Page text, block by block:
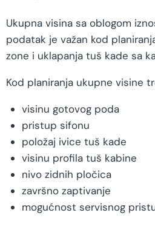
Ukupna visina sa oblogom
podatak je važan kod
zone i uklapanja tuš kade sa
Kod planiranja ukupne visine
visinu gotovog poda
pristup sifonu
položaj ivice tuš kade
visinu profila tuš kabine
nivo zidnih pločica
završno zaptivanje
mogućnost servisnog